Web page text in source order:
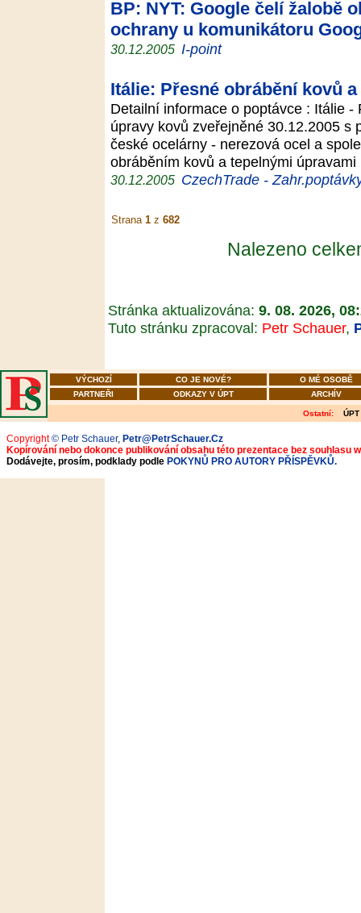
BP: NYT: Google čelí žalobě
ochrany u komunikátoru
30.12.2005 I-point
Itálie: Přesné obrábění kovů
Detailní informace o poptávce : Itálie
úpravy kovů zveřejněné 30.12.2005 s
české ocelárny - nerezová ocel a
obráběním kovů a tepelnými
30.12.2005 CzechTrade -
Strana 1 z 682
Nalezeno
Stránka aktualizována: 9. 08. 2026,
Tuto stránku zpracoval: Petr Schauer,
VÝCHOZÍ CO JE NOVÉ?
O MÉ OSOBĚ
PARTNEŘI
ODKAZY V ÚPT ARCHÍV
Ostatní: ÚPT
Copyright© Petr Schauer, Petr@PetrSchauer.Cz
Kopírování nebo dokonce publikování obsahu této prezentace bez souhlasu
Dodávejte, prosím, podklady podle POKYNŮ PRO AUTORY PŘÍSPĚVKŮ.